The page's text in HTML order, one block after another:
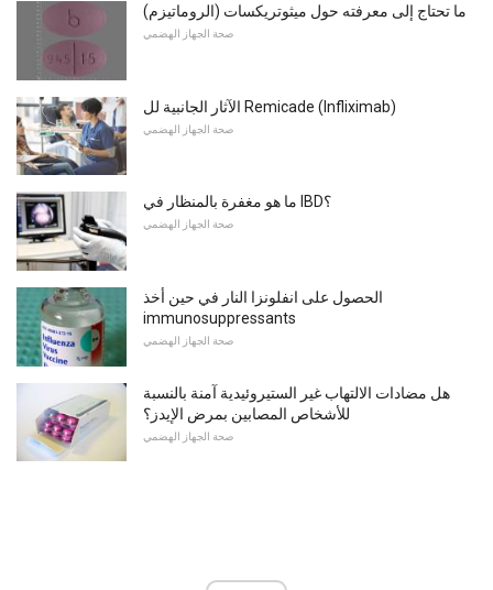
ما تحتاج إلى معرفته حول ميثوتريكسات (الروماتيزم)
صحة الجهاز الهضمي
الآثار الجانبية لل Remicade (Infliximab)
صحة الجهاز الهضمي
ما هو مغفرة بالمنظار في IBD؟
صحة الجهاز الهضمي
الحصول على انفلونزا النار في حين أخذ
immunosuppressants
صحة الجهاز الهضمي
هل مضادات الالتهاب غير الستيروئيدية آمنة بالنسبة
للأشخاص المصابين بمرض الإيدز؟
صحة الجهاز الهضمي